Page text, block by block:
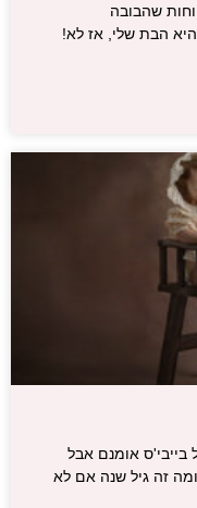
שהבובה
הבת שלי, אז לא!
בייבי'ס אומנם אבל
זה גיל שנה אם לא